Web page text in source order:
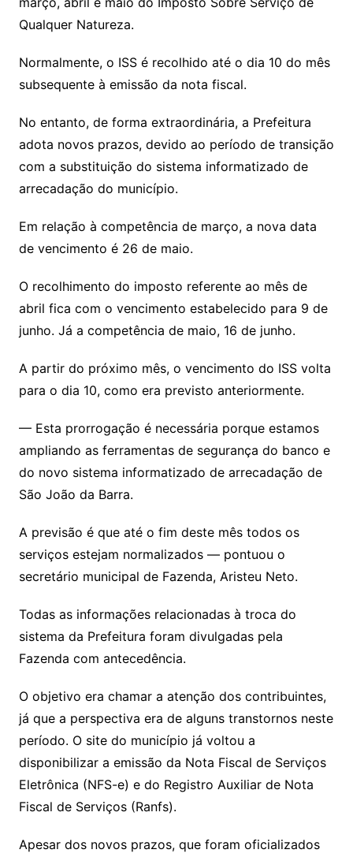
Qualquer Natureza.
Normalmente, o ISS é recolhido até o dia 10 do mês
subsequente à emissão da nota fiscal.
No entanto, de forma extraordinária, a Prefeitura
adota novos prazos, devido ao período de transição
com a substituição do sistema informatizado de
arrecadação do município.
Em relação à competência de março, a nova data
de vencimento é 26 de maio.
O recolhimento do imposto referente ao mês de
abril fica com o vencimento estabelecido para 9 de
junho. Já a competência de maio, 16 de junho.
A partir do próximo mês, o vencimento do ISS volta
para o dia 10, como era previsto anteriormente.
— Esta prorrogação é necessária porque estamos
ampliando as ferramentas de segurança do banco e
do novo sistema informatizado de arrecadação de
São João da Barra.
A previsão é que até o fim deste mês todos os
serviços estejam normalizados — pontuou o
secretário municipal de Fazenda, Aristeu Neto.
Todas as informações relacionadas à troca do
sistema da Prefeitura foram divulgadas pela
Fazenda com antecedência.
O objetivo era chamar a atenção dos contribuintes,
já que a perspectiva era de alguns transtornos neste
período. O site do município já voltou a
disponibilizar a emissão da Nota Fiscal de Serviços
Eletrônica (NFS-e) e do Registro Auxiliar de Nota
Fiscal de Serviços (Ranfs).
Apesar dos novos prazos, que foram oficializados